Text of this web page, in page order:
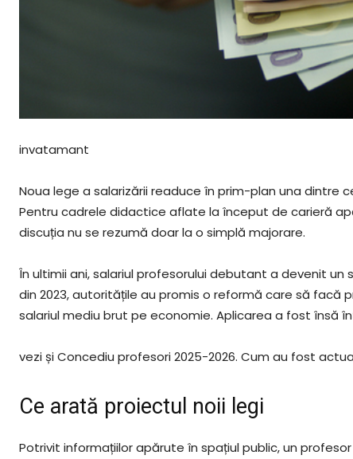
invatamant
Noua lege a salarizării readuce în prim-plan una dintre
Pentru cadrele didactice aflate la început de carieră
discuția nu se rezumă doar la o simplă majorare.
În ultimii ani, salariul profesorului debutant a devenit
din 2023, autoritățile au promis o reformă care să
salariul mediu brut pe economie. Aplicarea a fost însă
vezi și Concediu profesori 2025-2026. Cum au fost
Ce arată proiectul noii legi
Potrivit informațiilor apărute în spațiul public, un